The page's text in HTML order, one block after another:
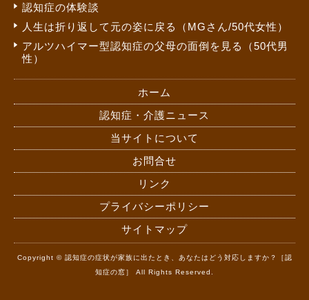
認知症の体験談
人生は折り返して元の姿に戻る（MGさん/50代女性）
アルツハイマー型認知症の父母の面倒を見る（50代男
性）
ホーム
認知症・介護ニュース
当サイトについて
お問合せ
リンク
プライバシーポリシー
サイトマップ
Copyright © 認知症の症状が家族に出たとき、あなたはどう対応しますか？［認
知症の窓］ All Rights Reserved.